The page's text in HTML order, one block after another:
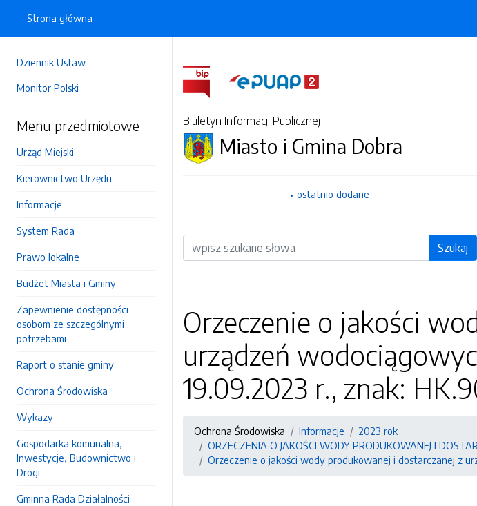
Dziennik Ustaw
Monitor Polski
Menu przedmiotowe
Urząd Miejski
Kierownictwo Urzędu
Informacje
System Rada
Prawo lokalne
Budżet Miasta i Gminy
Zapewnienie dostępności
osobom ze szczególnymi
potrzebami
Raport o stanie gminy
Ochrona Środowiska
Wykazy
Gospodarka komunalna,
Inwestycje, Budownictwo i
Drogi
Gminna Rada Działalności
Strona główna
Biuletyn Informacji Publicznej
Miasto i Gmina Dobra
ostatnio dodane
Wyszukiwarka Szukaj
Orzeczenie o jakości
urządzeń
19.09.2023 r., znak:
Ochrona Środowiska Informacje
2023 rok
ORZECZENIA O JAKOŚCI WODY PRODUKOWANEJ I
Orzeczenie o jakości wody produkowanej i dostarczanej z